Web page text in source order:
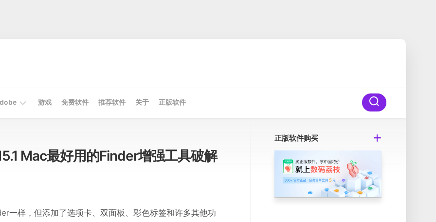
游戏 免费软件 推荐软件 关于 正版软件
Mac最好用的Finder增强工具破解
一样，但添加了选项卡、双面板、彩色标签和许多其他功
正版软件购买